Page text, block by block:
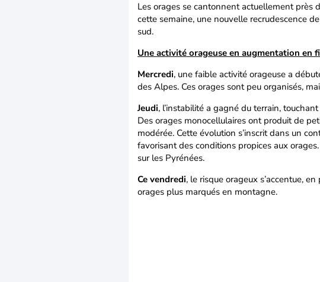
Les orages se cantonnent actuellement près
cette semaine, une nouvelle recrudescence
sud.
Une activité orageuse en augmentation en
Mercredi, une faible activité orageuse a
des Alpes. Ces orages sont peu organisés,
Jeudi, l’instabilité a gagné du terrain,
Des orages monocellulaires ont produit de
modérée. Cette évolution s’inscrit dans un
favorisant des conditions propices aux
sur les Pyrénées.
Ce vendredi, le risque orageux s’accentue,
orages plus marqués en montagne.